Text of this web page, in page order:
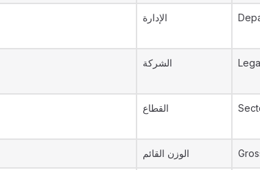
الإدارة
الشركة
القطاع
الوزن القائم